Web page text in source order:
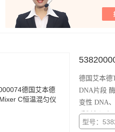
德国艾本德
DNA片段
变性 DNA
系制备混匀
型号：